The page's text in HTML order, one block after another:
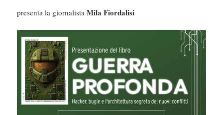
presenta la giornalistaMila Fiordalisi